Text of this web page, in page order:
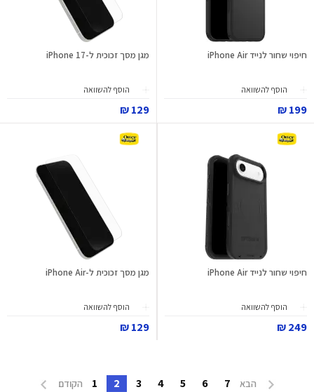
חיפוי שחור לנייד iPhone Air
הוסף להשוואה
199 ₪
מגן מסך זכוכית ל-iPhone 17
הוסף להשוואה
129 ₪
חיפוי שחור לנייד iPhone Air
הוסף להשוואה
249 ₪
מגן מסך זכוכית ל-iPhone Air
הוסף להשוואה
129 ₪
הבא 7
6
5
4
3
2
1 הקודם